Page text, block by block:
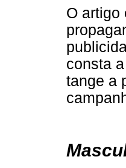
O artigo
consta
tange a